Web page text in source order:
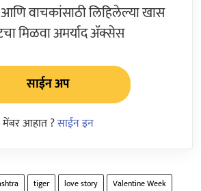
वाचकांसाठी लिहिलेल्या खास
मिळवा अमर्याद ॲक्सेस
साईन अप
मेंबर आहात ?साईन इन
tiger love story
Valentine Week